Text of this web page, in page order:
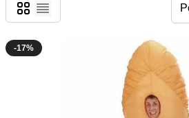
Foto-tabel
Lijst
-17%